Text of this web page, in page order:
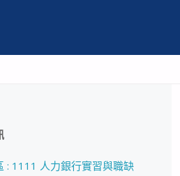
: 1111 人力銀行實習與職缺